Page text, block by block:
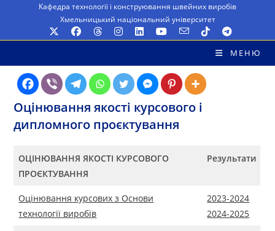
вмісту
Кафедра технології і конструювання швейних виробів
Хмельницький національний університет
МЕНЮ
Оцінювання якості курсового і
дипломного проєктування
ОЦІНЮВАННЯ ЯКОСТІ КУРСОВОГО
ПРОЄКТУВАННЯ
Результати
Оцінювання курсових з Основи
технології виробів
2023-2024
2024-2025